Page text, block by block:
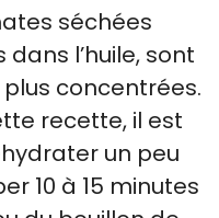
séchées
l’huile, sont
concentrées.
recette, il est
un peu
10 à 15 minutes